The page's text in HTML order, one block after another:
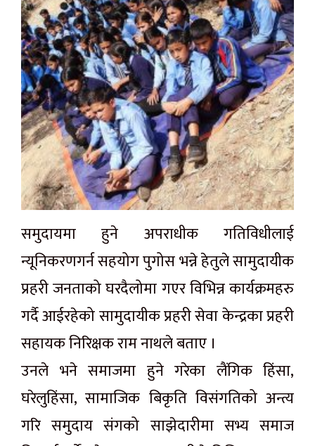
समुदायमा हुने अपराधीक गतिविधीलाई
न्यूनिकरणगर्न सहयोग पुगोस भन्ने हेतुले सामुदायीक
प्रहरी जनताको घरदैलोमा गएर विभिन्न कार्यक्रमहरु
गर्दै आईरहेको सामुदायीक प्रहरी सेवा केन्द्रका प्रहरी
सहायक निरिक्षक राम नाथले बताए ।
उनले भने समाजमा हुने गरेका लैंगिक हिंसा,
घरेलुहिंसा, सामाजिक बिकृति विसंगतिको अन्त्य
गरि समुदाय संगको साझेदारीमा सभ्य समाज